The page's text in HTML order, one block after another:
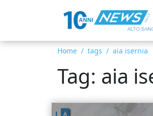
Home tags aia isernia
Tag: aia